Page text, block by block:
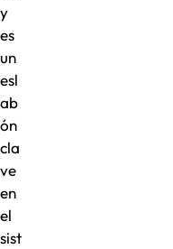
y
es
un
esl
ab
ón
cla
ve
en
el
sist